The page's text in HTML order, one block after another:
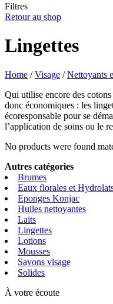
Filtres
Retour au shop
Lingettes
Home /Visage /Nettoyants
Qui utilise encore des
donc économiques : les
écoresponsable pour se
l’application de soins ou le
No products were found
Autres catégories
Brumes
Eaux florales et
Eponges Konjac
Huiles nettoyantes
Laits
Lingettes
Lotions
Mousses
Savons visage
Solides
À votre écoute